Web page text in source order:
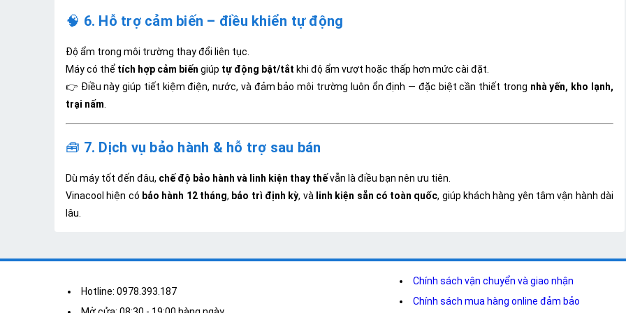
🧠 6. Hỗ trợ cảm biến – điều khiển tự động
Độ ẩm trong môi trường thay đổi liên tục.
Máy có thể tích hợp cảm biến giúp tự động bật/tắt khi độ ẩm vượt hoặc thấp hơn mức cài đặt.
👉 Điều này giúp tiết kiệm điện, nước, và đảm bảo môi trường luôn ổn định — đặc biệt cần thiết trong nhà yến, kho lạnh,
trại nấm.
🧰 7. Dịch vụ bảo hành & hỗ trợ sau bán
Dù máy tốt đến đâu, chế độ bảo hành và linh kiện thay thếvẫn là điều bạn nên ưu tiên.
Vinacool hiện có bảo hành 12 tháng, bảo trì định kỳ, và linh kiện sẵn có toàn quốc, giúp khách hàng yên tâm vận hành dài
lâu.
Hotline: 0978.393.187
Chính sách vận chuyển và giao nhận
Chính sách mua hàng online đảm bảo